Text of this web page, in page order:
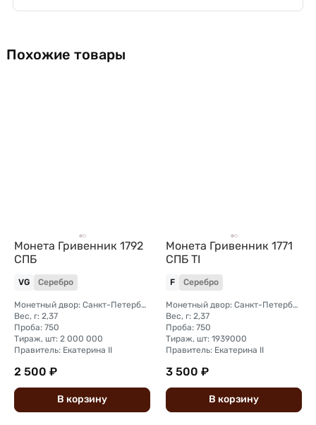
Похожие товары
Монета Гривенник 1792
СПБ
VG Серебро
Монетный двор: Санкт-Петербургский монетный двор
Вес, г: 2,37
Проба: 750
Тираж, шт: 2 000 000
Правитель: Екатерина II
2 500 ₽
В корзину
Монета Гривенник 1771
СПБ TI
F Серебро
Монетный двор: Санкт-Петербургский монетный двор
Вес, г: 2,37
Проба: 750
Тираж, шт: 1939000
Правитель: Екатерина II
3 500 ₽
В корзину